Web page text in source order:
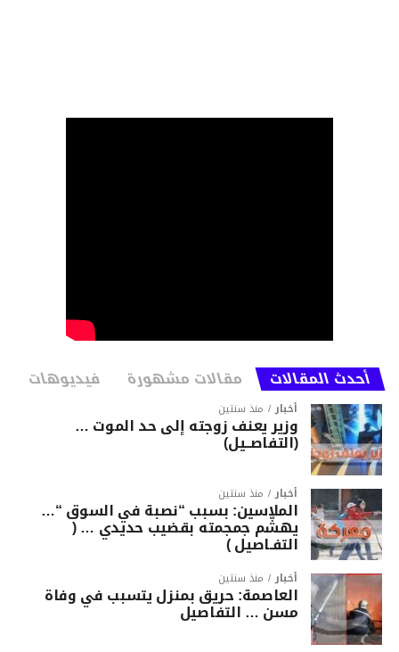
أحدث المقالات مقالات مشهورة فيديوهات
أخبار منذ سنتين
وزير يعنف زوجته إلى حد الموت …
(التفاصــيل)
أخبار منذ سنتين
الملاسين: بسبب “نصبة في السوق “…
يهشّم جمجمته بقضيب حديدي … (
التفـاصيل )
أخبار منذ سنتين
العاصمة: حريق بمنزل يتسبب في وفاة
مسن … التفاصيل